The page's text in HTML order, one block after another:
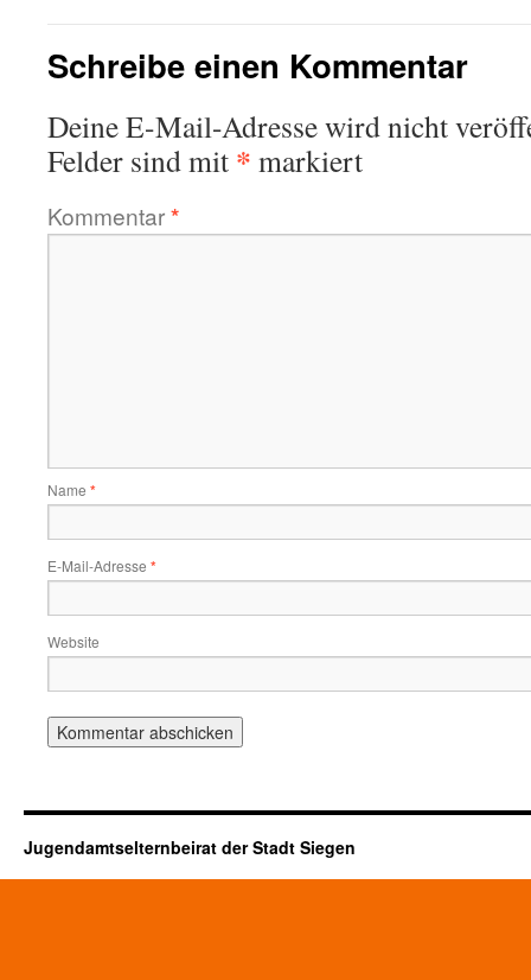
Schreibe einen Kommentar
Deine E-Mail-Adresse wird nicht
Felder sind mit * markiert
Kommentar*
Name *
E-Mail-Adresse *
Website
Jugendamtselternbeirat der Stadt Siegen